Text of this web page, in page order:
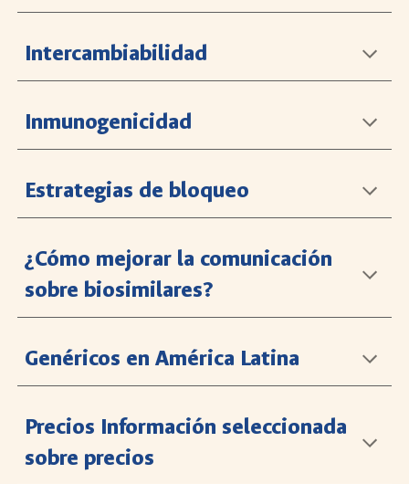
Intercambiabilidad
Inmunogenicidad
Estrategias de bloqueo
¿Cómo mejorar la comunicación
sobre biosimilares?
Genéricos en América Latina
Precios Información seleccionada
sobre precios